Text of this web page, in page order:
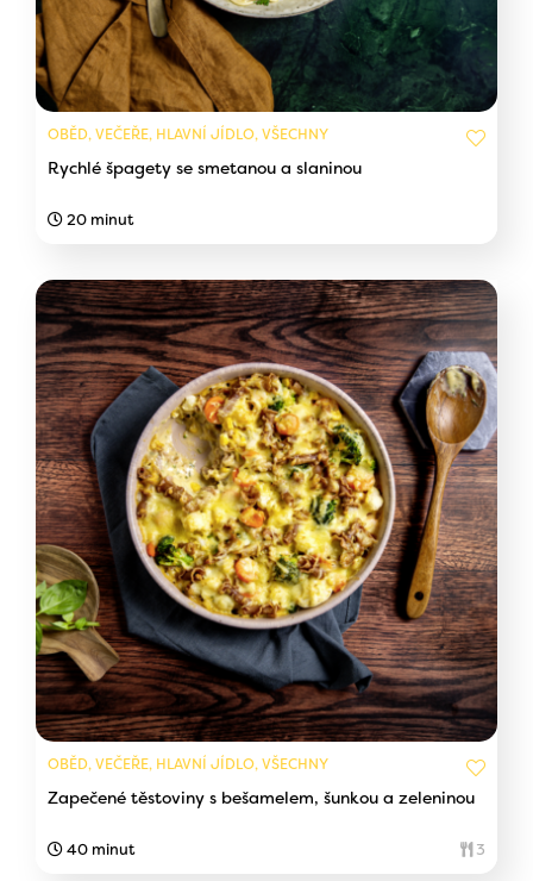
OBĚD, VEČEŘE, HLAVNÍ JÍDLO, VŠECHNY
Rychlé špagety se smetanou a slaninou
20 minut
OBĚD, VEČEŘE, HLAVNÍ JÍDLO, VŠECHNY
Zapečené těstoviny s bešamelem, šunkou a zeleninou
40 minut 3